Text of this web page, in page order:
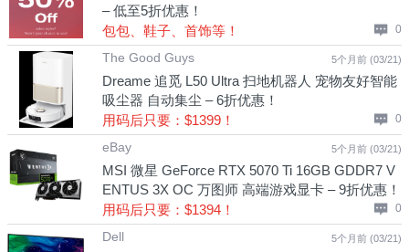
– 低至5折优惠！
包包、鞋子、首饰等！
0
5个月前 (03/21)
The Good Guys
Dreame 追觅 L50 Ultra 扫地机器人 宠物友好智能
吸尘器 自动集尘 – 6折优惠！
用码后只要：$1399！
0
5个月前 (03/21)
eBay
MSI 微星 GeForce RTX 5070 Ti 16GB GDDR7 V
ENTUS 3X OC 万图师 高端游戏显卡 – 9折优惠！
用码后只要：$1394！
0
5个月前 (03/21)
Dell